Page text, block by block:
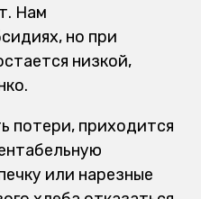
Нам
но при
низкой,
потери, приходится
или нарезные